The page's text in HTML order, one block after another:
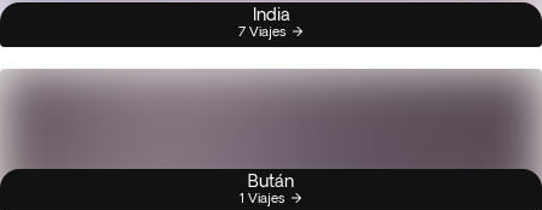
India
7 Viajes
Bután
1 Viajes